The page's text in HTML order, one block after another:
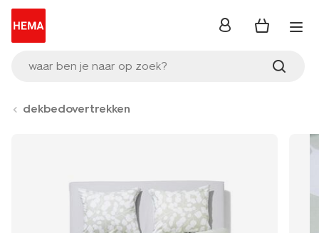
waar ben je naar op zoek?
inloggen
dekbedovertrekken